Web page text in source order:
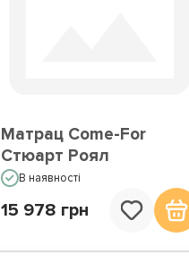
Матрац Come-For
Стюарт Роял
В наявності
15 978 грн